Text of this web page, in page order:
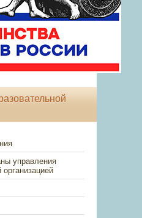
управления
организацией